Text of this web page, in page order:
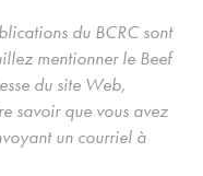
du BCRC sont
mentionner le Beef
du site Web,
savoir que vous avez
un courriel à